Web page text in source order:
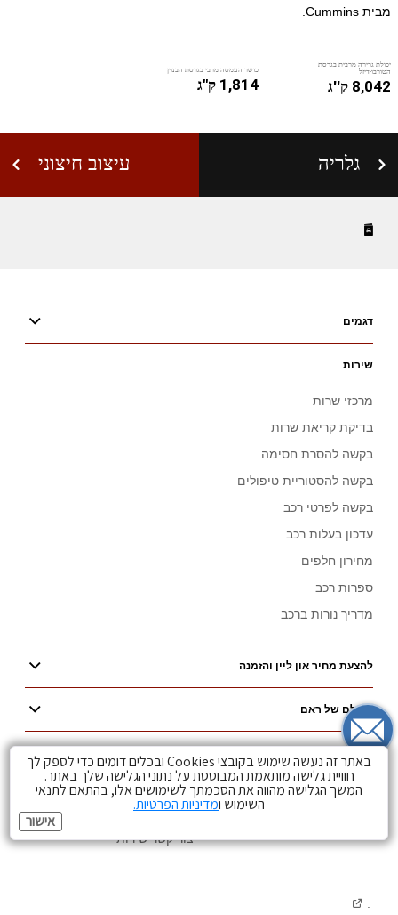
באתר זה נעשה שימוש בקובצי Cookies ובכלים דומים כדי לספק לך
חוויית גלישה מותאמת המבוססת על נתוני הגלישה שלך באתר.
המשך הגלישה מהווה את הסכמתך לשימושים אלו, בהתאם לתנאי
השימוש ומדיניות הפרטיות.
אישור
מבית Cummins.
יכולת גרירה מרבית בגרסת
הטורבו-דיזל
8,042 ק''ג
כושר העמסה מרבי בגרסת הבנזין
1,814 ק"ג
גלריה עיצוב חיצוני
דגמים
שירות
מרכזי שרות
בדיקת קריאת שרות
בקשה להסרת חסימה
בקשה להסטוריית טיפולים
בקשה לפרטי רכב
עדכון בעלות רכב
מחירון חלפים
ספרות רכב
מדריך נורות ברכב
להצעת מחיר און ליין והזמנה
העולם של ראם
עקבו אחרינו
Ram
Ram
Visit
Ram
צרו קשר
צור קשר מכירות
צור קשר שירות